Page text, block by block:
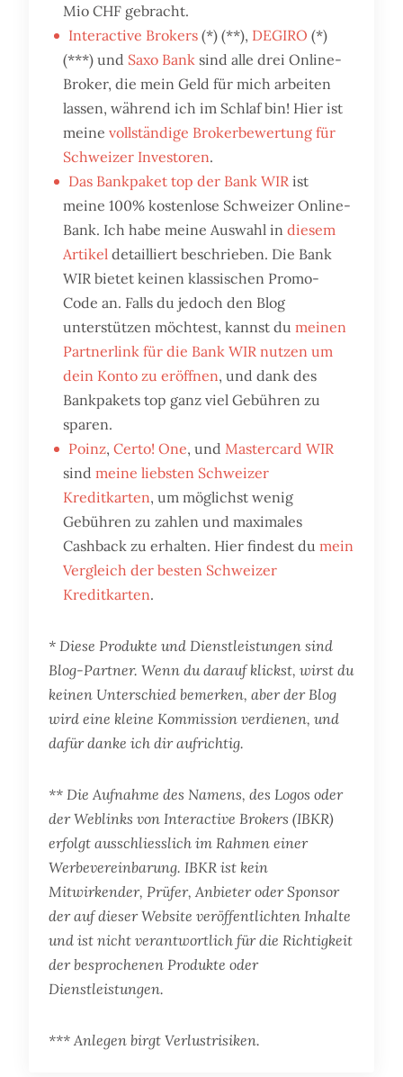
Mio CHF gebracht.
Interactive Brokers (*) (**), DEGIRO (*)
(***) und Saxo Bank sind alle drei Online-
Broker, die mein Geld für mich arbeiten
lassen, während ich im Schlaf bin! Hier ist
meinevollständige Brokerbewertung für
Schweizer Investoren.
Das Bankpaket top der Bank WIR ist
meine 100% kostenlose Schweizer Online-
Bank. Ich habe meine Auswahl indiesem
Artikel detailliert beschrieben. Die Bank
WIR bietet keinen klassischen Promo-
Code an. Falls du jedoch den Blog
unterstützen möchtest, kannst dumeinen
Partnerlink für die Bank WIR nutzen um
dein Konto zu eröffnen, und dank des
Bankpakets top ganz viel Gebühren zu
sparen.
Poinz,Certo! One, und Mastercard WIR
sindmeine liebsten Schweizer
Kreditkarten, um möglichst wenig
Gebühren zu zahlen und maximales
Cashback zu erhalten. Hier findest dumein
Vergleich der besten Schweizer
Kreditkarten.
* Diese Produkte und Dienstleistungen sind
Blog-Partner. Wenn du darauf klickst, wirst du
keinen Unterschied bemerken, aber der Blog
wird eine kleine Kommission verdienen, und
dafür danke ich dir aufrichtig.
** Die Aufnahme des Namens, des Logos oder
der Weblinks von Interactive Brokers (IBKR)
erfolgt ausschliesslich im Rahmen einer
Werbevereinbarung. IBKR ist kein
Mitwirkender, Prüfer, Anbieter oder Sponsor
der auf dieser Website veröffentlichten Inhalte
und ist nicht verantwortlich für die Richtigkeit
der besprochenen Produkte oder
Dienstleistungen.
*** Anlegen birgt Verlustrisiken.